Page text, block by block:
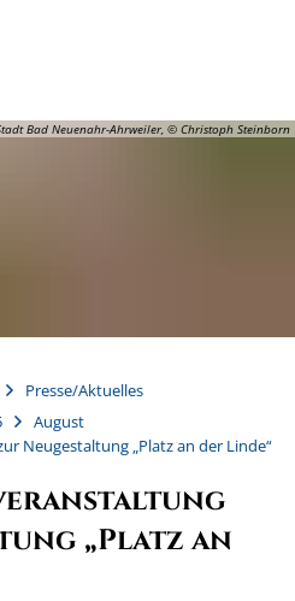
Bad Neuenahr-Ahrweiler, © Christoph Steinborn
Presse/Aktuelles
August
Neugestaltung „Platz an der Linde“
„Platz an